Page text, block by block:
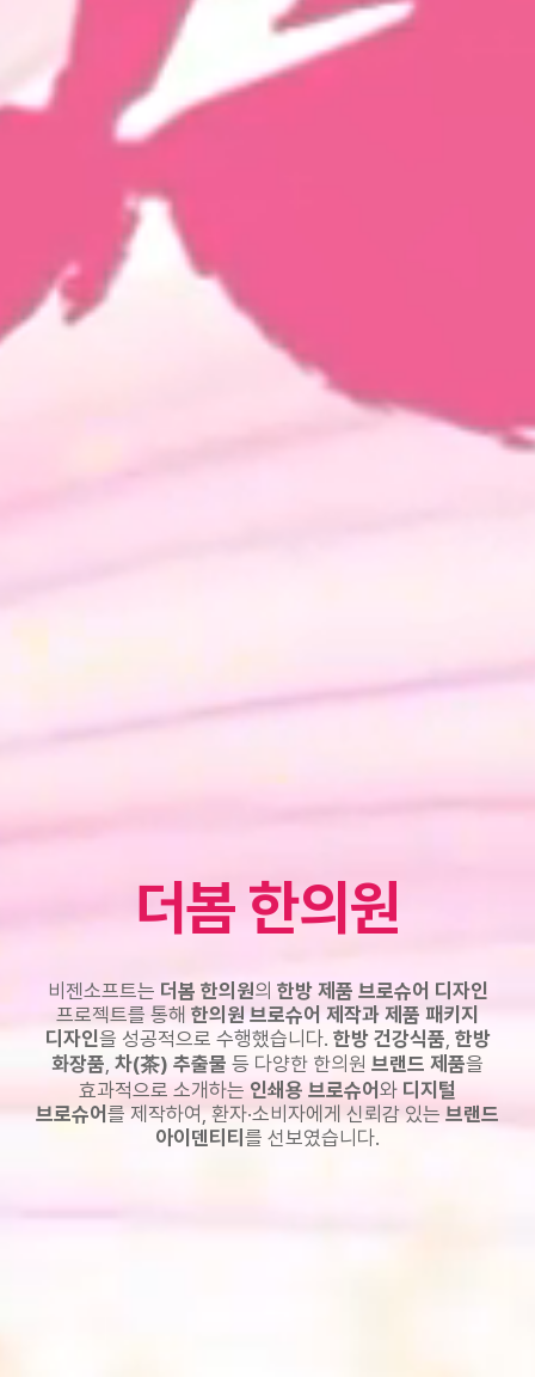
더봄 한의원
비젠소프트는 더봄 한의원의 한방 제품 브로슈어 디자인
프로젝트를 통해 한의원 브로슈어 제작과 제품 패키지
디자인을 성공적으로 수행했습니다. 한방 건강식품, 한방
화장품, 차(茶) 추출물 등 다양한 한의원 브랜드 제품을
효과적으로 소개하는 인쇄용 브로슈어 와 디지털
브로슈어 를 제작하여, 환자·소비자에게 신뢰감 있는 브랜드
아이덴티티 를 선보였습니다.